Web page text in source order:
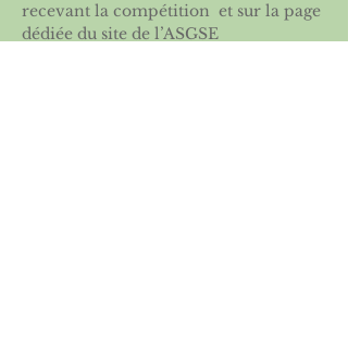
recevant la compétition  et sur la page
dédiée du site de l’ASGSE